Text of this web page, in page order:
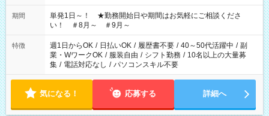
ださい！
期間
単発1日～！ ★勤務開始日や期間はお気軽にご相談くださ
い！ ＃8月～ ＃9月～
特徴 週1日からOK / 日払いOK / 履歴書不要 / 40～50代活躍中 / 副
業・WワークOK / 服装自由 / シフト勤務 / 10名以上の大量募
集 / 電話対応なし / パソコンスキル不要
気になる！ 応募する 詳細へ